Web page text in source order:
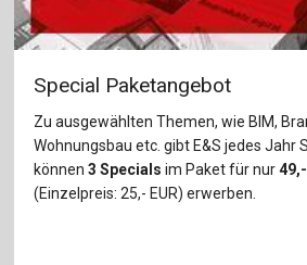
Special Paketangebot
Zu ausgewählten Themen, wie BIM,
Wohnungsbau etc. gibt E&S jedes Jahr
können 3 Specials im Paket für nur49,-
(Einzelpreis: 25,- EUR) erwerben.